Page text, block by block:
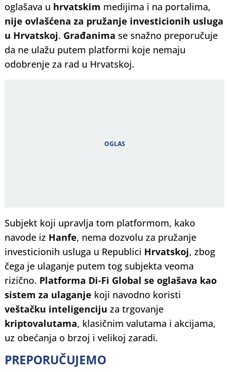
oglašava u hrvatskim medijima i na portalima,
nije ovlašćena za pružanje investicionih usluga
u Hrvatskoj. Građanima se snažno preporučuje
da ne ulažu putem platformi koje nemaju
odobrenje za rad u Hrvatskoj.
Subjekt koji upravlja tom platformom, kako
navode iz Hanfe, nema dozvolu za pružanje
investicionih usluga u Republici Hrvatskoj, zbog
čega je ulaganje putem tog subjekta veoma
rizično. Platforma Di-Fi Global se oglašava kao
sistem za ulaganje koji navodno koristi
veštačku inteligenciju za trgovanje
kriptovalutama, klasičnim valutama i akcijama,
uz obećanja o brzoj i velikoj zaradi.
PREPORUČUJEMO